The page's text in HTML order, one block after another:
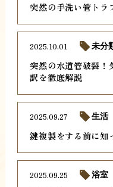
突然の手洗い管トラ
突然の水道管破裂！
訳を徹底解説
2025.10.01 未分
鍵複製をする前に知
2025.09.27 生活
2025.09.25 浴室